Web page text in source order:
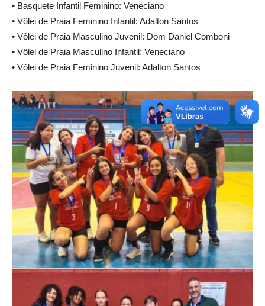
• Basquete Infantil Feminino: Veneciano
• Vôlei de Praia Feminino Infantil: Adalton Santos
• Vôlei de Praia Masculino Juvenil: Dom Daniel Comboni
• Vôlei de Praia Masculino Infantil: Veneciano
• Vôlei de Praia Feminino Juvenil: Adalton Santos